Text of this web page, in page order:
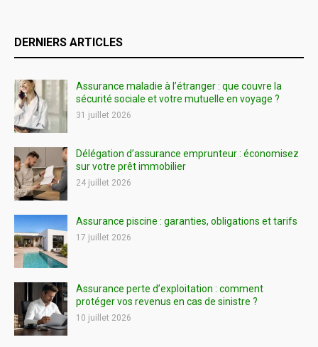
DERNIERS ARTICLES
Assurance maladie à l’étranger : que couvre la
sécurité sociale et votre mutuelle en voyage ?
31 juillet 2026
Délégation d’assurance emprunteur : économisez
sur votre prêt immobilier
24 juillet 2026
Assurance piscine : garanties, obligations et tarifs
17 juillet 2026
Assurance perte d’exploitation : comment
protéger vos revenus en cas de sinistre ?
10 juillet 2026